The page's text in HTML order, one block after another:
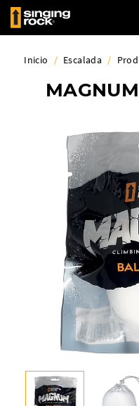
Inicio / Escalada /